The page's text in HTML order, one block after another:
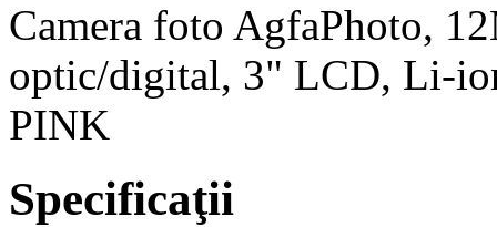
Camera foto AgfaPhoto,
optic/digital, 3" LCD, Li-
PINK
Specificaţii